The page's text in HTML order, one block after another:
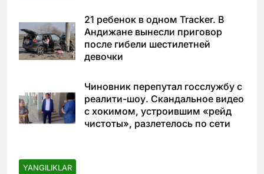
21 ребенок в одном Tracker. В
Андижане вынесли приговор
после гибели шестилетней
девочки
Чиновник перепутал госслужбу с
реалити-шоу. Скандальное видео
с хокимом, устроившим «рейд
чистоты», разлетелось по сети
YANGILIKLAR